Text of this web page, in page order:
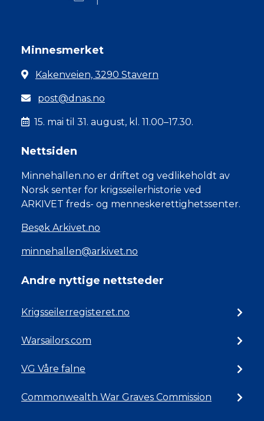
Minnesmerket
Kakenveien, 3290 Stavern
post@dnas.no
15. mai til 31. august, kl. 11.00–17.30.
Nettsiden
Minnehallen.no er driftet og vedlikeholdt av
Norsk senter for krigsseilerhistorie ved
ARKIVET freds- og menneskerettighetssenter.
Besøk Arkivet.no
minnehallen@arkivet.no
Andre nyttige nettsteder
Krigsseilerregisteret.no
Warsailors.com
VG Våre falne
Commonwealth War Graves Commission